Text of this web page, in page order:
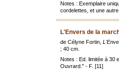
Notes : Exemplaire
cordelettes, et une
L'Envers de la
de Célyne Fortin,
; 40 cm.
Notes : Ed. limitée à 30
Ouvrard." - F. [11]